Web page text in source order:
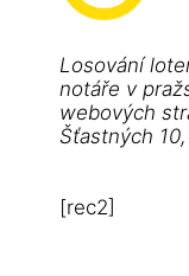
Losování
notáře v
webových
Šťastných
[rec2]